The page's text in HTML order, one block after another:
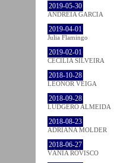
2019-05-30
ANDREIA GARCIA
2019-04-01
Julia Flamingo
2019-02-01
CECÍLIA SILVEIRA
2018-10-28
LEONOR VEIGA
2018-09-28
LUDGERO ALMEIDA
2018-08-23
ADRIANA MOLDER
2018-06-27
VÂNIA ROVISCO